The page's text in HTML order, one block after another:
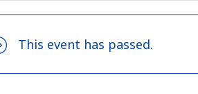
This event has passed.